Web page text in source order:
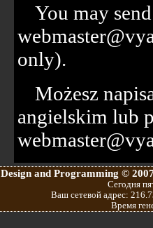
You may
only).
Możesz
angielskim lub
Design and Programming ©
Сегодня
Ваш сетевой адрес:
Время